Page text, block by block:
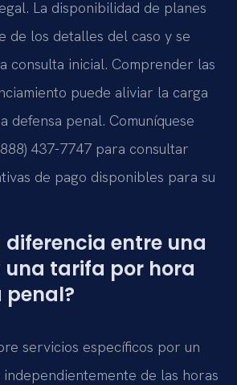
La disponibilidad de planes
de los detalles del caso y se
consulta inicial. Comprender las
puede aliviar la carga
defensa penal. Comuníquese
437-7747 para consultar
de pago disponibles para su
diferencia entre una
tarifa por hora
penal?
servicios específicos por un
independientemente de las horas